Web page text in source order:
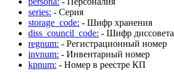
series: - Серия
storage_code: - Шифр хранения
diss_council_code: - Шифр диссовета
regnum: - Регистрационный номер
invnum: - Инвентарный номер
kpnum: - Номер в реестре КП